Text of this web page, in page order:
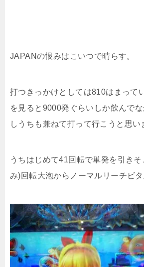
JAPANの恨みはこいつで晴らす。
打つきっかけとしては810はまって
を見ると9000発ぐらいしか飲んで
しうちも兼ねて打って行こうと思い
うちはじめて41回転で単発を引きそ
み)回転大泡からノーマルリーチビ